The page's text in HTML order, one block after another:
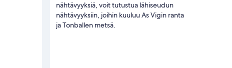
nähtävyyksiä, voit tutustua lähiseudun
nähtävyyksiin, joihin kuuluu As Vigin ranta
ja Tonballen metsä.